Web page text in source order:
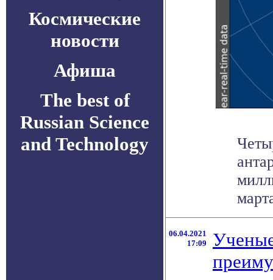
Космические
новости
Афиша
The best of
Russian Science
and Technology
06.04.2021
17:09